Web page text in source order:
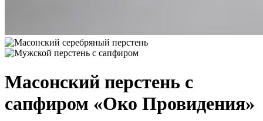
Масонский перстень с
сапфиром «Око Провидения»